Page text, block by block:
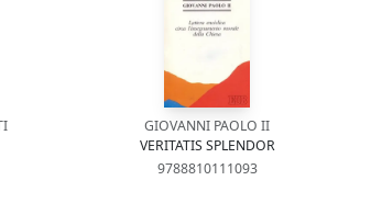
GIOVANNI PAOLO II
VERITATIS SPLENDOR
9788810111093